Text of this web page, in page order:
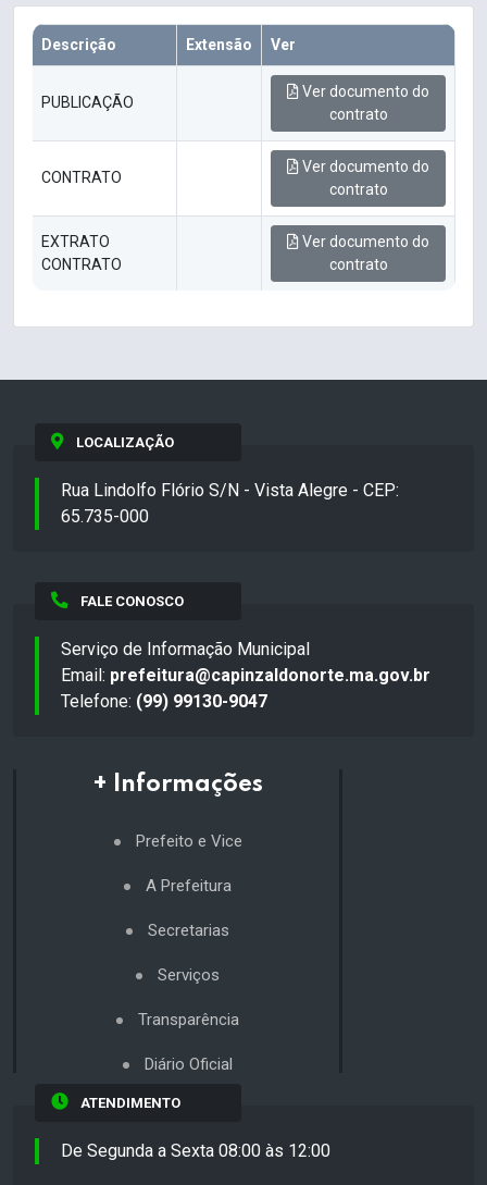
Descrição Extensão Ver
PUBLICAÇÃO
Ver documento do
contrato
CONTRATO
Ver documento do
contrato
EXTRATO
CONTRATO
Ver documento do
contrato
LOCALIZAÇÃO
Rua Lindolfo Flório S/N - Vista Alegre - CEP:
65.735-000
FALE CONOSCO
Serviço de Informação Municipal
Email: prefeitura@capinzaldonorte.ma.gov.br
Telefone: (99) 99130-9047
+ Informações
Prefeito e Vice
A Prefeitura
Secretarias
Serviços
Transparência
Diário Oficial
ATENDIMENTO
De Segunda a Sexta 08:00 às 12:00